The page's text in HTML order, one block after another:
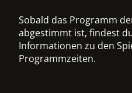
Sobald das Programm
abgestimmt ist, findest
Informationen zu den
Programmzeiten.